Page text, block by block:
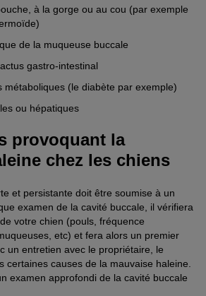
à la gorge ou au cou (par exemple
de la muqueuse buccale
gastro-intestinal
métaboliques (le diabète par exemple)
ou hépatiques
provoquant la
chez les chiens
et persistante doit être soumise à un
examen de la cavité buccale, il vérifiera
votre chien (pouls, fréquence
etc) et fera alors un premier
un entretien avec le propriétaire, le
certaines causes de la mauvaise haleine.
examen approfondi de la cavité buccale